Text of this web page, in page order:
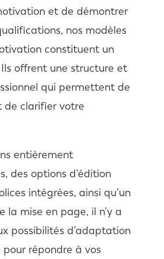
et de démontrer
nos modèles
constituent un
offrent une structure et
qui permettent de
de clarifier votre
entièrement
des options d’édition
intégrées, ainsi qu’un
la mise en page, il n’y a
possibilités d’adaptation
répondre à vos